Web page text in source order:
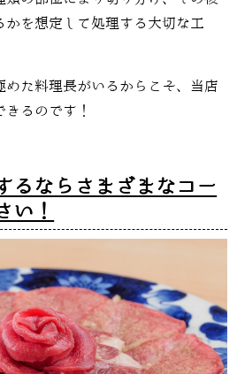
かを想定して処理する大切な工
めた料理長がいるからこそ、当店
るのです！
るならさまざまなコー
い！